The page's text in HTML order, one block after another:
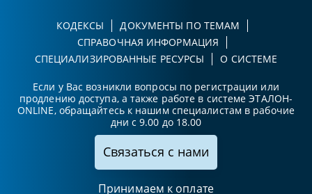
КОДЕКСЫ
ДОКУМЕНТЫ ПО ТЕМАМ
СПРАВОЧНАЯ ИНФОРМАЦИЯ
СПЕЦИАЛИЗИРОВАННЫЕ РЕСУРСЫ
О СИСТЕМЕ
Если у Вас возникли вопросы по регистрации или
продлению доступа, а также работе в системе ЭТАЛОН-
ONLINE, обращайтесь к нашим специалистам в рабочие
дни с 9.00 до 18.00
Связаться с нами
Принимаем к оплате